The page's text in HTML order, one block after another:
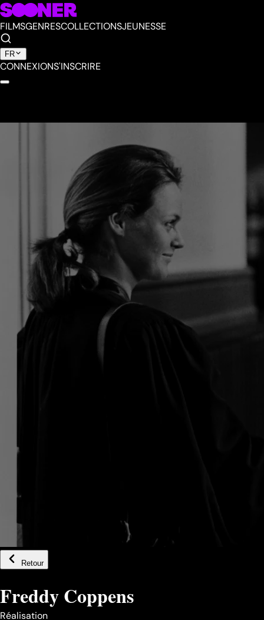
FILMSGENRESCOLLECTIONSJEUNESSE
FR
CONNEXIONS'INSCRIRE
Retour
Freddy Coppens
Réalisation